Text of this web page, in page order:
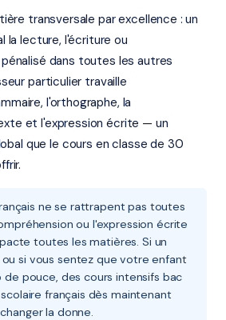
transversale par excellence : un
la lecture, l'écriture ou
dans toutes les autres
particulier travaille
l'orthographe, la
et l'expression écrite — un
que le cours en classe de 30
ne se rattrapent pas toutes
ou l'expression écrite
toutes les matières. Si un
si vous sentez que votre enfant
de pouce, des cours intensifs bac
français dès maintenant
la donne.